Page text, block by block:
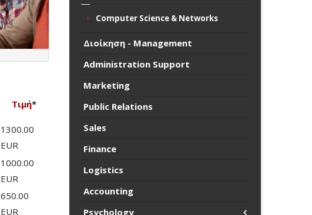
Τιμή*
1300.00
EUR
1000.00
EUR
650.00
EUR
Computer Science & Networks
Διοίκηση - Management
Administration Support
Marketing
Public Relations
Sales
Finance
Logistics
Accounting
Psychology